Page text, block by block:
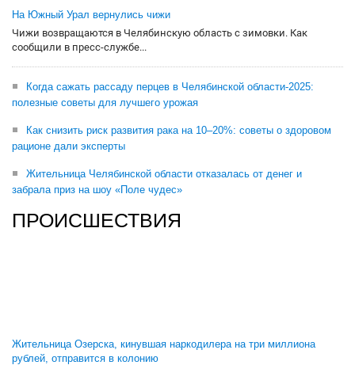
На Южный Урал вернулись чижи
Чижи возвращаются в Челябинскую область с зимовки. Как
сообщили в пресс-службе...
Когда сажать рассаду перцев в Челябинской области-2025:
полезные советы для лучшего урожая
Как снизить риск развития рака на 10–20%: советы о здоровом
рационе дали эксперты
Жительница Челябинской области отказалась от денег и
забрала приз на шоу «Поле чудес»
ПРОИСШЕСТВИЯ
Жительница Озерска, кинувшая наркодилера на три миллиона
рублей, отправится в колонию